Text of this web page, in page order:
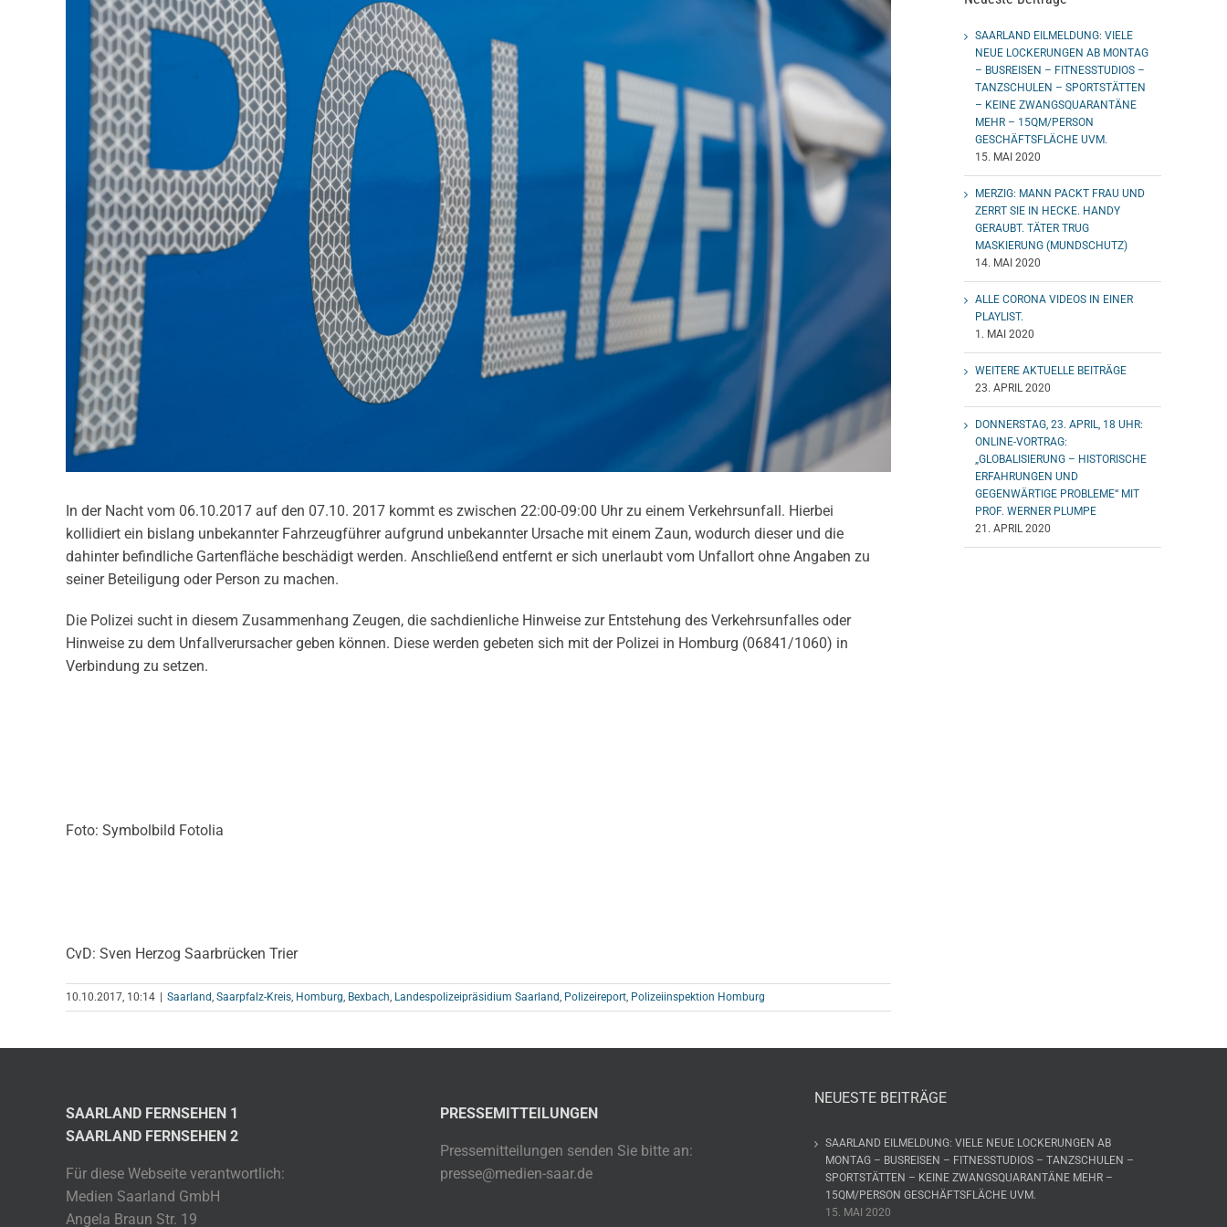
In der Nacht vom 06.10.2017 auf den 07.10. 2017 kommt es zwischen 22:00-09:00 Uhr zu einem Verkehrsunfall. Hierbei
kollidiert ein bislang unbekannter Fahrzeugführer aufgrund unbekannter Ursache mit einem Zaun, wodurch dieser und die
dahinter befindliche Gartenfläche beschädigt werden. Anschließend entfernt er sich unerlaubt vom Unfallort ohne Angaben zu
seiner Beteiligung oder Person zu machen.
Die Polizei sucht in diesem Zusammenhang Zeugen, die sachdienliche Hinweise zur Entstehung des Verkehrsunfalles oder
Hinweise zu dem Unfallverursacher geben können. Diese werden gebeten sich mit der Polizei in Homburg (06841/1060) in
Verbindung zu setzen.
Foto: Symbolbild Fotolia
CvD: Sven Herzog Saarbrücken Trier
10.10.2017, 10:14 Saarland, Saarpfalz-Kreis, Homburg, Bexbach, Landespolizeipräsidium Saarland, Polizeireport, Polizeiinspektion Homburg
SAARLAND EILMELDUNG: VIELE
NEUE LOCKERUNGEN AB MONTAG
– BUSREISEN – FITNESSTUDIOS –
TANZSCHULEN – SPORTSTÄTTEN
– KEINE ZWANGSQUARANTÄNE
MEHR – 15QM/PERSON
GESCHÄFTSFLÄCHE UVM.
15. MAI 2020
MERZIG: MANN PACKT FRAU UND
ZERRT SIE IN HECKE. HANDY
GERAUBT. TÄTER TRUG
MASKIERUNG (MUNDSCHUTZ)
14. MAI 2020
ALLE CORONA VIDEOS IN EINER
PLAYLIST.
1. MAI 2020
WEITERE AKTUELLE BEITRÄGE
23. APRIL 2020
DONNERSTAG, 23. APRIL, 18 UHR:
ONLINE-VORTRAG:
„GLOBALISIERUNG – HISTORISCHE
ERFAHRUNGEN UND
GEGENWÄRTIGE PROBLEME“ MIT
PROF. WERNER PLUMPE
21. APRIL 2020
SAARLAND FERNSEHEN 1
SAARLAND FERNSEHEN 2
Für diese Webseite verantwortlich:
Medien Saarland GmbH
Angela Braun Str. 19
PRESSEMITTEILUNGEN
Pressemitteilungen senden Sie bitte an:
presse@medien-saar.de
NEUESTE BEITRÄGE
SAARLAND EILMELDUNG: VIELE NEUE LOCKERUNGEN AB
MONTAG – BUSREISEN – FITNESSTUDIOS – TANZSCHULEN –
SPORTSTÄTTEN – KEINE ZWANGSQUARANTÄNE MEHR –
15QM/PERSON GESCHÄFTSFLÄCHE UVM.
15. MAI 2020